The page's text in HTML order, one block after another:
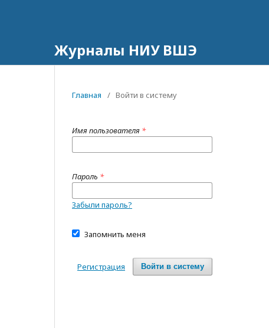
Журналы НИУ ВШЭ
Главная / Войти в систему
Имя пользователя *
Пароль *
Забыли пароль?
Запомнить меня
Войти в систему
Регистрация